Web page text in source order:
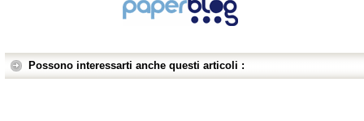
Possono interessarti anche questi articoli :